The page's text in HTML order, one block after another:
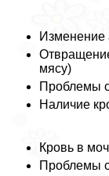
Изменение
мясу)
Проблемы
Наличие
Кровь в
Проблемы